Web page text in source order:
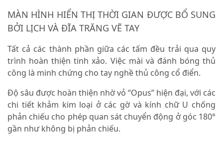
MÀN HÌNH HIỂN THỊ THỜI GIAN ĐƯỢC BỔ SUNG
BỞI LỊCH VÀ ĐĨA TRĂNG VẼ TAY
Tất cả các thành phần giữa các tấm đều trải qua quy
trình hoàn thiện tinh xảo. Việc mài và đánh bóng thủ
công là minh chứng cho tay nghề thủ công cổ điển.
Độ sâu được hoàn thiện nhờ vỏ “Opus” hiện đại, với các
chi tiết khảm kim loại ở các gờ và kính chữ U chống
phản chiếu cho phép quan sát chuyển động ở góc 180°
gần như không bị phản chiếu.